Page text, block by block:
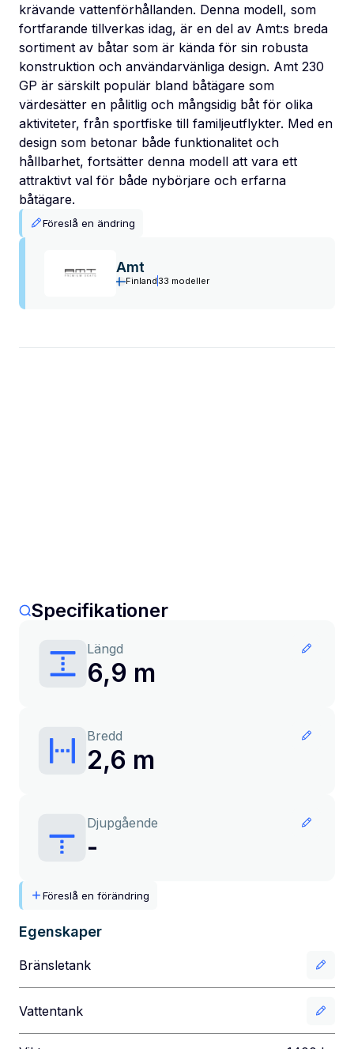
krävande vattenförhållanden. Denna modell, som
fortfarande tillverkas idag, är en del av Amt:s breda
sortiment av båtar som är kända för sin robusta
konstruktion och användarvänliga design. Amt 230
GP är särskilt populär bland båtägare som
värdesätter en pålitlig och mångsidig båt för olika
aktiviteter, från sportfiske till familjeutflykter. Med en
design som betonar både funktionalitet och
hållbarhet, fortsätter denna modell att vara ett
attraktivt val för både nybörjare och erfarna
båtägare.
Föreslå en ändring
Amt
Finland 33 modeller
Specifikationer
Längd
6,9 m
Bredd
2,6 m
Djupgående
-
Föreslå en förändring
Egenskaper
Bränsletank
Vattentank